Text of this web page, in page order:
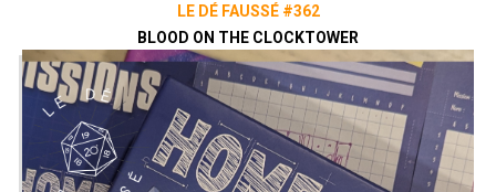
LE DÉ FAUSSÉ #362
BLOOD ON THE CLOCKTOWER